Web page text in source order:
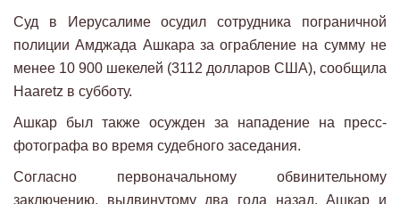
Суд в Иерусалиме осудил сотрудника пограничной
полиции Амджада Ашкара за ограбление на сумму не
менее 10 900 шекелей (3112 долларов США), сообщила
Haaretz в субботу.
Ашкар был также осужден за нападение на пресс-
фотографа во время судебного заседания.
Согласно первоначальному обвинительному
заключению, выдвинутому два года назад, Ашкар и